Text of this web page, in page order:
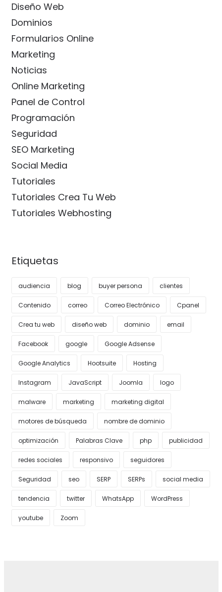
Diseño Web
Dominios
Formularios Online
Marketing
Noticias
Online Marketing
Panel de Control
Programación
Seguridad
SEO Marketing
Social Media
Tutoriales
Tutoriales Crea Tu Web
Tutoriales Webhosting
Etiquetas
audiencia blog buyer persona clientes
Contenido correo Correo Electrónico Cpanel
Crea tu web diseño web dominio email
Facebook google Google Adsense
Google Analytics Hootsuite Hosting
Instagram JavaScript Joomla logo
malware marketing marketing digital
motores de búsqueda nombre de dominio
optimización Palabras Clave php publicidad
redes sociales responsivo seguidores
Seguridad seo SERP SERPs social media
tendencia twitter WhatsApp WordPress
youtube Zoom